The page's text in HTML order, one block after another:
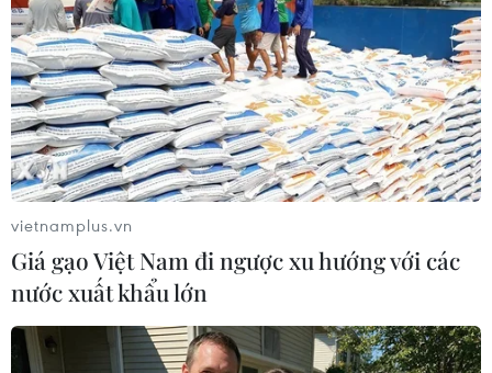
Brazil đưa lực lượng tới biên giới với
vietnamplus.vn
Giá gạo Việt Nam đi ngược xu hướng với các
nước xuất khẩu lớn